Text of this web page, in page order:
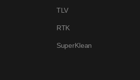
TLV
RTK
SuperKlean